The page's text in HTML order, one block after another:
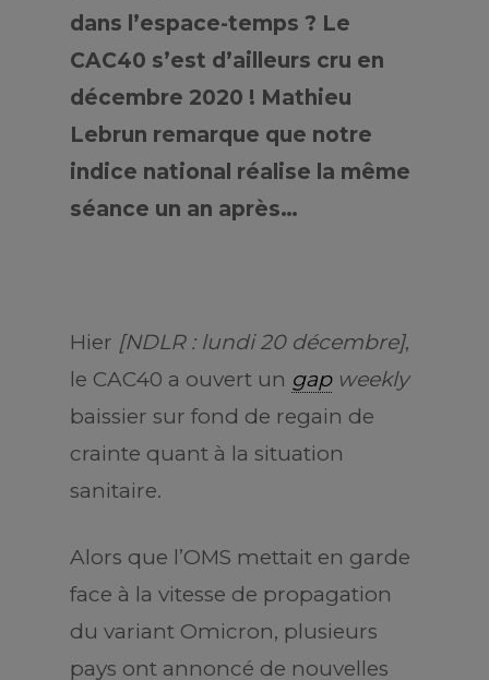
dans l’espace-temps ? Le
CAC40 s’est d’ailleurs cru en
décembre 2020 ! Mathieu
Lebrun remarque que notre
indice national réalise la même
séance un an après…
Hier [NDLR : lundi 20 décembre],
le CAC40 a ouvert un gapweekly
baissier sur fond de regain de
crainte quant à la situation
sanitaire.
Alors que l’OMS mettait en garde
face à la vitesse de propagation
du variant Omicron, plusieurs
pays ont annoncé de nouvelles